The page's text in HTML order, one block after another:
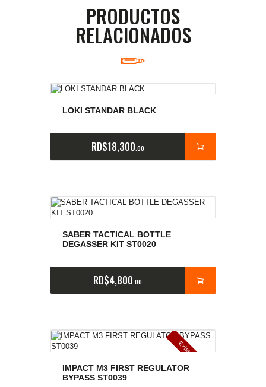
PRODUCTOS
RELACIONADOS
LOKI STANDAR BLACK
RD$18,300 00
SABER TACTICAL BOTTLE
DEGASSER KIT ST0020
RD$4,800 00
E
x
is
t
e
n
c
ia
s
a
g
o
t
a
d
a
s
IMPACT M3 FIRST REGULATOR
BYPASS ST0039